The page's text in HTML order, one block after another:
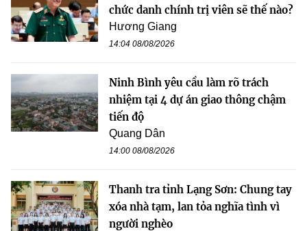
chức danh chính trị viên sẽ thế nào?
Hương Giang
14:04 08/08/2026
Ninh Bình yêu cầu làm rõ trách
nhiệm tại 4 dự án giao thông chậm
tiến độ
Quang Dân
14:00 08/08/2026
Thanh tra tỉnh Lạng Sơn: Chung tay
xóa nhà tạm, lan tỏa nghĩa tình vì
người nghèo